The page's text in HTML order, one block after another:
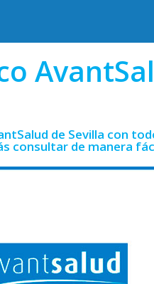
de Sevilla con
consultar de manera